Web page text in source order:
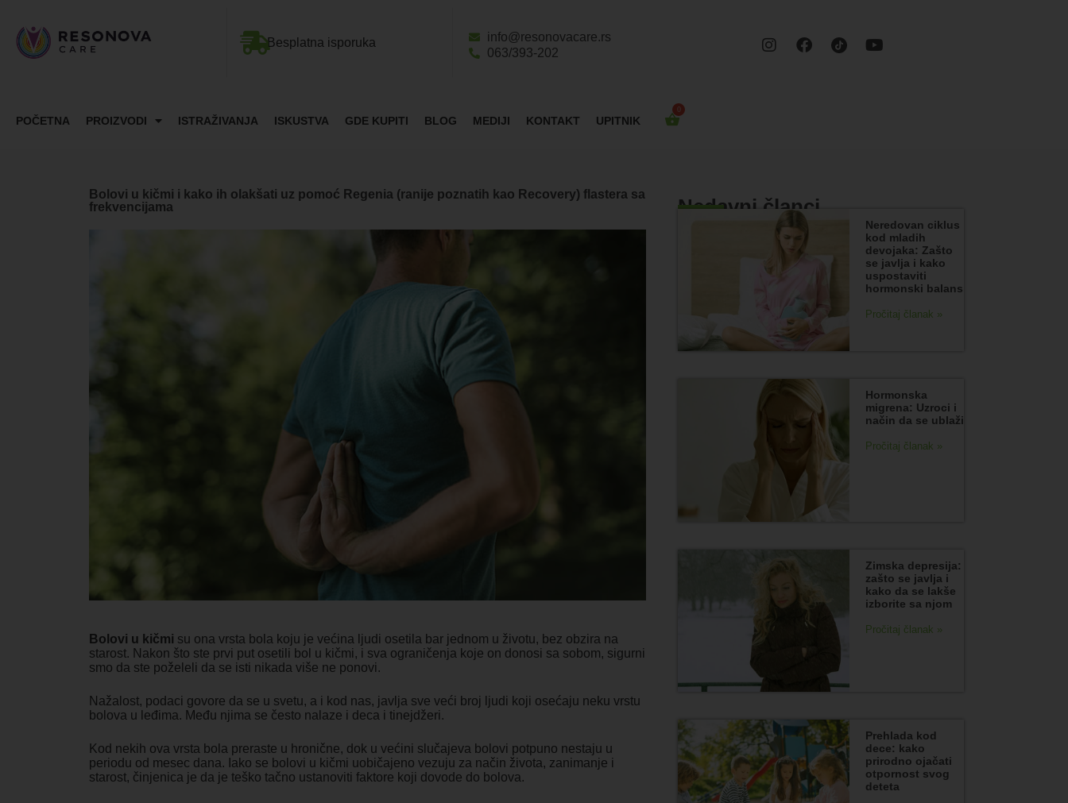
Besplatna isporuka
info@resonovacare.rs
063/393-202
POČETNA PROIZVODI ISTRAŽIVANJA ISKUSTVA GDE KUPITI BLOG MEDIJI KONTAKT UPITNIK
Bolovi u kičmi i kako ih olakšati uz pomoć Regenia (ranije poznatih kao Recovery) flastera sa
frekvencijama
Bolovi u kičmi su ona vrsta bola koju je većina ljudi osetila bar jednom u životu, bez obzira na
starost. Nakon što ste prvi put osetili bol u kičmi, i sva ograničenja koje on donosi sa sobom, sigurni
smo da ste poželeli da se isti nikada više ne ponovi.
Nažalost, podaci govore da se u svetu, a i kod nas, javlja sve veći broj ljudi koji osećaju neku vrstu
bolova u leđima. Među njima se često nalaze i deca i tinejdžeri.
Kod nekih ova vrsta bola preraste u hronične, dok u većini slučajeva bolovi potpuno nestaju u
periodu od mesec dana. Iako se bolovi u kičmi uobičajeno vezuju za način života, zanimanje i
starost, činjenica je da je teško tačno ustanoviti faktore koji dovode do bolova.
Nedavni članci
Neredovan ciklus
kod mladih
devojaka: Zašto
se javlja i kako
uspostaviti
hormonski balans
Pročitaj članak »
Hormonska
migrena: Uzroci i
način da se ublaži
Pročitaj članak »
Zimska depresija:
zašto se javlja i
kako da se lakše
izborite sa njom
Pročitaj članak »
Prehlada kod
dece: kako
prirodno ojačati
otpornost svog
deteta